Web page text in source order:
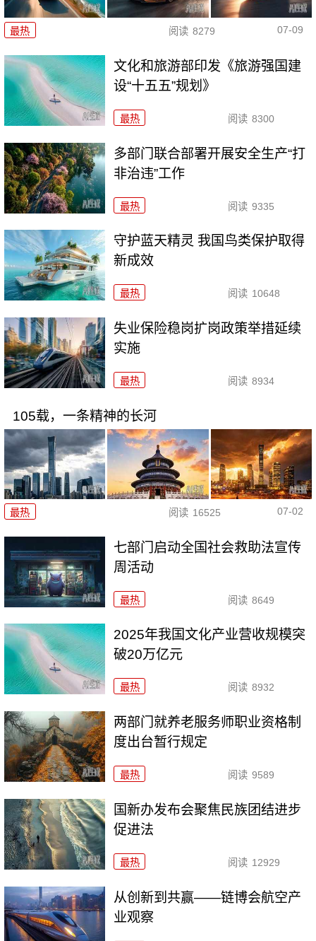
最热 阅读 8279 07-09
文化和旅游部印发《旅游强国建
设“十五五”规划》
最热 阅读 8300
多部门联合部署开展安全生产“打
非治违”工作
最热 阅读 9335
守护蓝天精灵 我国鸟类保护取得
新成效
最热 阅读 10648
失业保险稳岗扩岗政策举措延续
实施
最热 阅读 8934
105载，一条精神的长河
最热 阅读 16525 07-02
七部门启动全国社会救助法宣传
周活动
最热 阅读 8649
2025年我国文化产业营收规模突
破20万亿元
最热 阅读 8932
两部门就养老服务师职业资格制
度出台暂行规定
最热 阅读 9589
国新办发布会聚焦民族团结进步
促进法
最热 阅读 12929
从创新到共赢——链博会航空产
业观察